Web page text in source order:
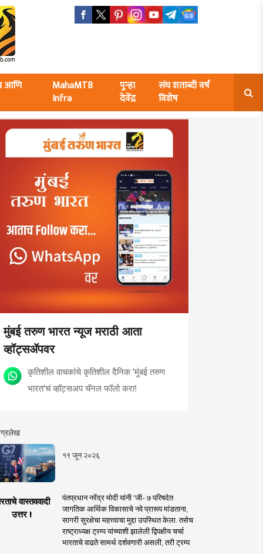
आणि
MahaMTB
Infra
पुन्हा
देवेंद्र
संघ शताब्दी वर्ष
विशेष
मुंबई तरुण भारत न्यूज मराठी आता
व्हॉट्सॲपवर
कृतिशील वाचकांचे कृतिशील दैनिक 'मुंबई तरुण
भारत'चं व्हॉट्सअप चॅनल फॉलो करा!
१९ जून २०२६
वास्तववादी
उत्तर !
पंतप्रधान नरेंद्र मोदी यांनी 'जी- ७ परिषदेत
जागतिक आर्थिक विकासाचे नवे प्रारूप मांडताना,
सागरी सुरक्षेचा महत्त्वाचा मुद्दा उपस्थित केला. तसेच
राष्ट्राध्यक्ष ट्रम्प यांच्याशी झालेली द्विपक्षीय चर्चा
भारताचे वाढते सामर्थ दर्शवणारी असली, तरी ट्रम्प